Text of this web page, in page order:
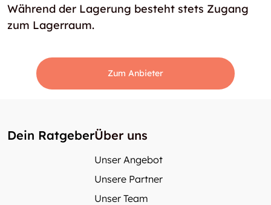
Während der Lagerung besteht stets Zugang
zum Lagerraum.
Zum Anbieter
Dein RatgeberÜber uns
Unser Angebot
Unsere Partner
Unser Team